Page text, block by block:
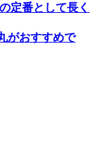
定番として長く
がおすすめで